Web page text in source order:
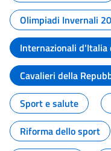
Olimpiadi Invernali
Internazionali d'Italia
Cavalieri della
Sport e salute
Riforma dello sport